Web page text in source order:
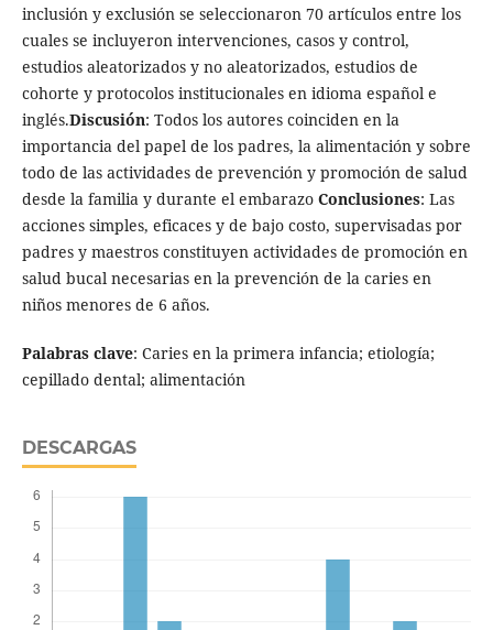
inclusión y exclusión se seleccionaron 70 artículos entre los
cuales se incluyeron intervenciones, casos y control,
estudios aleatorizados y no aleatorizados, estudios de
cohorte y protocolos institucionales en idioma español e
inglés.Discusión: Todos los autores coinciden en la
importancia del papel de los padres, la alimentación y sobre
todo de las actividades de prevención y promoción de salud
desde la familia y durante el embarazo Conclusiones: Las
acciones simples, eficaces y de bajo costo, supervisadas por
padres y maestros constituyen actividades de promoción en
salud bucal necesarias en la prevención de la caries en
niños menores de 6 años.
Palabras clave: Caries en la primera infancia; etiología;
cepillado dental; alimentación
DESCARGAS